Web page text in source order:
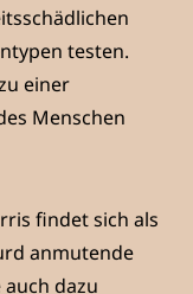
testen.
einer
Menschen
findet sich als
anmutende
dazu